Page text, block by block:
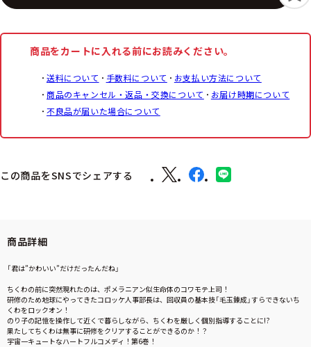
商品をカートに入れる前にお読みください。
送料について 手数料について
お支払い方法について
商品のキャンセル・返品・交換について
お届け時期について
不良品が届いた場合について
この商品をSNSでシェアする
商品詳細
「君は”かわいい”だけだったんだね」
ちくわの前に突然現れたのは、ポメラニアン似生命体のコワモテ上司！
研修のため地球にやってきたコロッケ人事部長は、回収員の基本技「毛玉錬成」すらできないち
くわをロックオン！
のり子の記憶を操作して近くで暮らしながら、ちくわを厳しく個別指導することに!?
果たしてちくわは無事に研修をクリアすることができるのか！？
宇宙一キュートなハートフルコメディ！第6巻！